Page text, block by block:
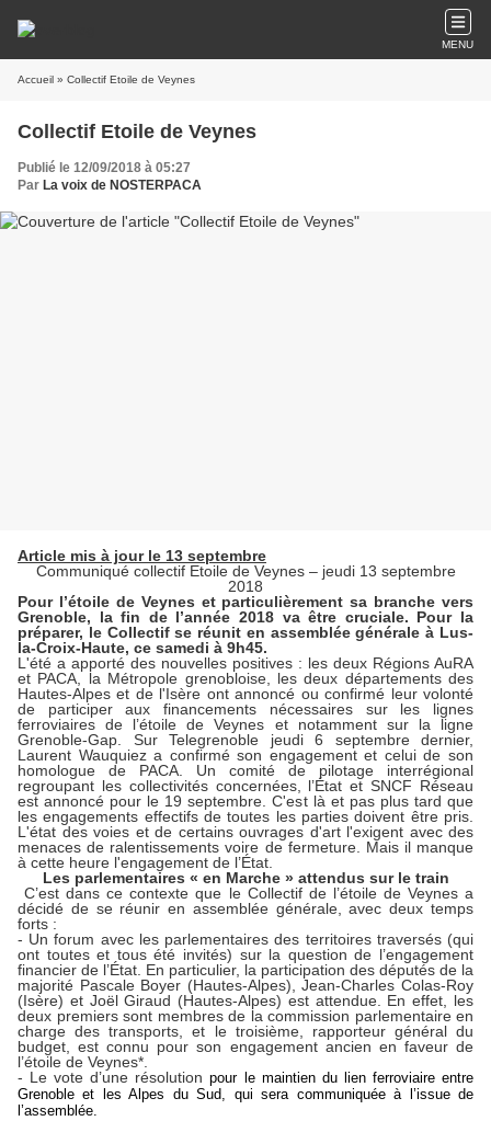
MENU
Accueil » Collectif Etoile de Veynes
Collectif Etoile de Veynes
Publié le 12/09/2018 à 05:27
Par La voix de NOSTERPACA
Article mis à jour le 13 septembre
Communiqué collectif Etoile de Veynes – jeudi 13 septembre
2018
Pour l’étoile de Veynes et particulièrement sa branche vers
Grenoble, la fin de l’année 2018 va être cruciale. Pour la
préparer, le Collectif se réunit en assemblée générale à Lus-
la-Croix-Haute, ce samedi à 9h45.
L'été a apporté des nouvelles positives : les deux Régions AuRA
et PACA, la Métropole grenobloise, les deux départements des
Hautes-Alpes et de l'Isère ont annoncé ou confirmé leur volonté
de participer aux financements nécessaires sur les lignes
ferroviaires de l’étoile de Veynes et notamment sur la ligne
Grenoble-Gap. Sur Telegrenoble jeudi 6 septembre dernier,
Laurent Wauquiez a confirmé son engagement et celui de son
homologue de PACA. Un comité de pilotage interrégional
regroupant les collectivités concernées, l’État et SNCF Réseau
est annoncé pour le 19 septembre. C'est là et pas plus tard que
les engagements effectifs de toutes les parties doivent être pris.
L'état des voies et de certains ouvrages d'art l'exigent avec des
menaces de ralentissements voire de fermeture. Mais il manque
à cette heure l'engagement de l’État.
Les parlementaires « en Marche » attendus sur le train
C’est dans ce contexte que le Collectif de l’étoile de Veynes a
décidé de se réunir en assemblée générale, avec deux temps
forts :
- Un forum avec les parlementaires des territoires traversés (qui
ont toutes et tous été invités) sur la question de l’engagement
financier de l’État. En particulier, la participation des députés de la
majorité Pascale Boyer (Hautes-Alpes), Jean-Charles Colas-Roy
(Isère) et Joël Giraud (Hautes-Alpes) est attendue. En effet, les
deux premiers sont membres de la commission parlementaire en
charge des transports, et le troisième, rapporteur général du
budget, est connu pour son engagement ancien en faveur de
l’étoile de Veynes*.
- Le vote d’une résolutionpour le maintien du lien ferroviaire entre
Grenoble et les Alpes du Sud, qui sera communiquée à l’issue de
l’assemblée.